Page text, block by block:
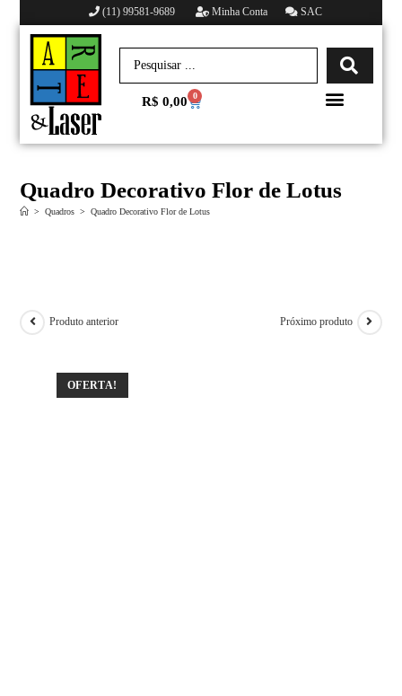
(11) 99581-9689 Minha Conta SAC
R$ 0,00 0
Quadro Decorativo Flor de Lotus
> Quadros > Quadro Decorativo Flor de Lotus
OFERTA!
Produto anterior Próximo produto